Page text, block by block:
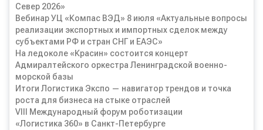
Север 2026»
Вебинар УЦ «Компас ВЭД» 8 июля «Актуальные вопросы
реализации экспортных и импортных сделок между
субъектами РФ и стран СНГ и ЕАЭС»
На ледоколе «Красин» состоится концерт
Адмиралтейского оркестра Ленинградской военно-
морской базы
Итоги Логистика Экспо — навигатор трендов и точка
роста для бизнеса на стыке отраслей
VIII Международный форум роботизации
«Логистика 360» в Санкт-Петербурге